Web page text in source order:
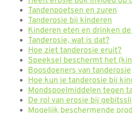
Tandenpoetsen en zuren
Tanderosie bij kinderen
Kinderen eten en drinken
Tanderosie, wat is dat?
Hoe ziet tanderosie eruit?
Speeksel beschermt het
Boosdoeners van tanderosie
Hoe kun je tanderosie bij
Mondspoelmiddelen tegen
De rol van erosie bij
Mogelijk beschermende